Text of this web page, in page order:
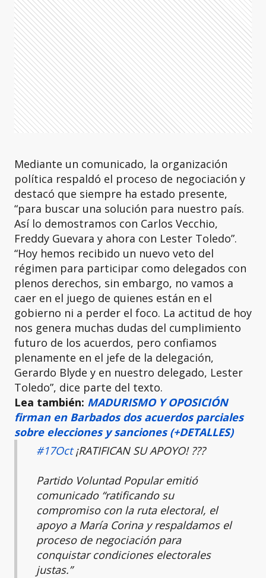
Mediante un comunicado, la organización
política respaldó el proceso de negociación y
destacó que siempre ha estado presente,
“para buscar una solución para nuestro país.
Así lo demostramos con Carlos Vecchio,
Freddy Guevara y ahora con Lester Toledo”.
“Hoy hemos recibido un nuevo veto del
régimen para participar como delegados con
plenos derechos, sin embargo, no vamos a
caer en el juego de quienes están en el
gobierno ni a perder el foco. La actitud de hoy
nos genera muchas dudas del cumplimiento
futuro de los acuerdos, pero confiamos
plenamente en el jefe de la delegación,
Gerardo Blyde y en nuestro delegado, Lester
Toledo”, dice parte del texto.
Lea también: MADURISMO Y OPOSICIÓN
firman en Barbados dos acuerdos parciales
sobre elecciones y sanciones (+DETALLES)
#17Oct¡RATIFICAN SU APOYO! ?️??
Partido Voluntad Popular emitió
comunicado “ratificando su
compromiso con la ruta electoral, el
apoyo a María Corina y respaldamos el
proceso de negociación para
conquistar condiciones electorales
justas.”